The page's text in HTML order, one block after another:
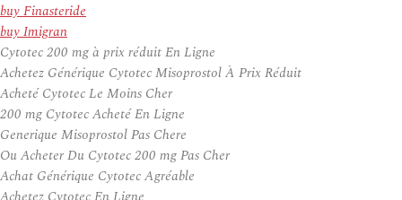
buy Finasteride
buy Imigran
Cytotec 200 mg à prix réduit En Ligne
Achetez Générique Cytotec Misoprostol À Prix Réduit
Acheté Cytotec Le Moins Cher
200 mg Cytotec Acheté En Ligne
Generique Misoprostol Pas Chere
Ou Acheter Du Cytotec 200 mg Pas Cher
Achat Générique Cytotec Agréable